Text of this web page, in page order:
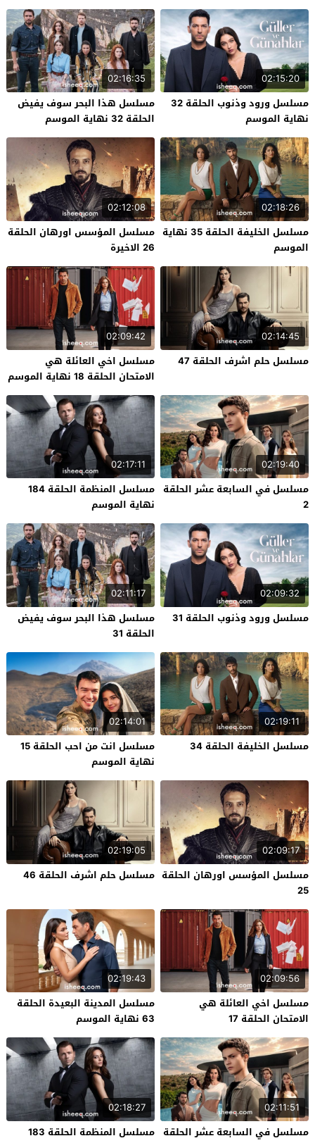
02:15:20
مسلسل ورود وذنوب الحلقة 32
نهاية الموسم
02:16:35
مسلسل هذا البحر سوف يفيض
الحلقة 32 نهاية الموسم
02:18:26
مسلسل الخليفة الحلقة 35 نهاية
الموسم
02:12:08
مسلسل المؤسس اورهان الحلقة
26 الاخيرة
02:14:45
مسلسل حلم اشرف الحلقة 47
02:09:42
مسلسل اخي العائلة هي
الامتحان الحلقة 18 نهاية الموسم
02:19:40
مسلسل في السابعة عشر الحلقة
2
02:17:11
مسلسل المنظمة الحلقة 184
نهاية الموسم
02:09:32
مسلسل ورود وذنوب الحلقة 31
02:11:17
مسلسل هذا البحر سوف يفيض
الحلقة 31
02:19:11
مسلسل الخليفة الحلقة 34
02:14:01
مسلسل انت من احب الحلقة 15
نهاية الموسم
02:09:17
مسلسل المؤسس اورهان الحلقة
25
02:19:05
مسلسل حلم اشرف الحلقة 46
02:09:56
مسلسل اخي العائلة هي
الامتحان الحلقة 17
02:19:43
مسلسل المدينة البعيدة الحلقة
63 نهاية الموسم
02:11:51
مسلسل في السابعة عشر الحلقة
02:18:27
مسلسل المنظمة الحلقة 183